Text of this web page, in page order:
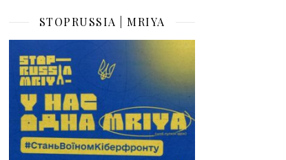
STOPRUSSIA | MRIYA